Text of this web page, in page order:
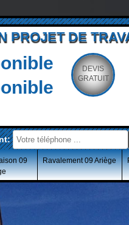
PROJET DE
DEVIS
GRATUIT
09
Ravalement 09 Ariège